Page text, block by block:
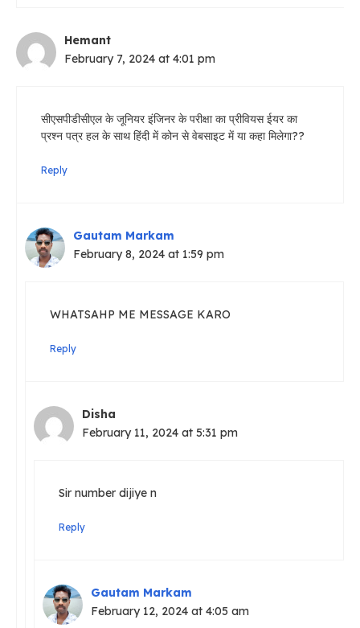
Hemant
February 7, 2024 at 4:01 pm
सीएसपीडीसीएल के जूनियर इंजिनर के परीक्षा का प्रीवियस ईयर का
प्रश्न पत्र हल के साथ हिंदी में कोन से वेबसाइट में या कहा मिलेगा??
Reply
Gautam Markam
February 8, 2024 at 1:59 pm
WHATSAHP ME MESSAGE KARO
Reply
Disha
February 11, 2024 at 5:31 pm
Sir number dijiye n
Reply
Gautam Markam
February 12, 2024 at 4:05 am